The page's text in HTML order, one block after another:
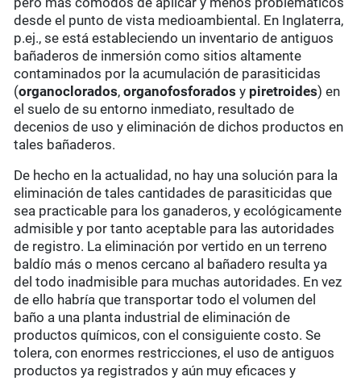
desde el punto de vista medioambiental. En Inglaterra,
p.ej., se está estableciendo un inventario de antiguos
bañaderos de inmersión como sitios altamente
contaminados por la acumulación de parasiticidas
(organoclorados,organofosforados y piretroides) en
el suelo de su entorno inmediato, resultado de
decenios de uso y eliminación de dichos productos en
tales bañaderos.
De hecho en la actualidad, no hay una solución para la
eliminación de tales cantidades de parasiticidas que
sea practicable para los ganaderos, y ecológicamente
admisible y por tanto aceptable para las autoridades
de registro. La eliminación por vertido en un terreno
baldío más o menos cercano al bañadero resulta ya
del todo inadmisible para muchas autoridades. En vez
de ello habría que transportar todo el volumen del
baño a una planta industrial de eliminación de
productos químicos, con el consiguiente costo. Se
tolera, con enormes restricciones, el uso de antiguos
productos ya registrados y aún muy eficaces y